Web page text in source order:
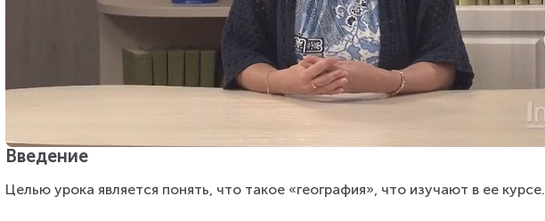
Введение
Целью урока является понять, что такое «география», что изучают в ее курсе.